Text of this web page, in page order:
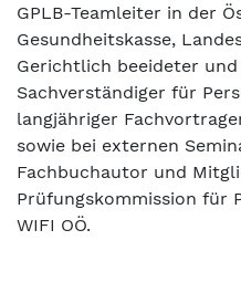
GPLB-Teamleiter in der
Gesundheitskasse,
Gerichtlich beeideter
Sachverständiger für
langjähriger
sowie bei externen
Fachbuchautor und
Prüfungskommission für
WIFI OÖ.